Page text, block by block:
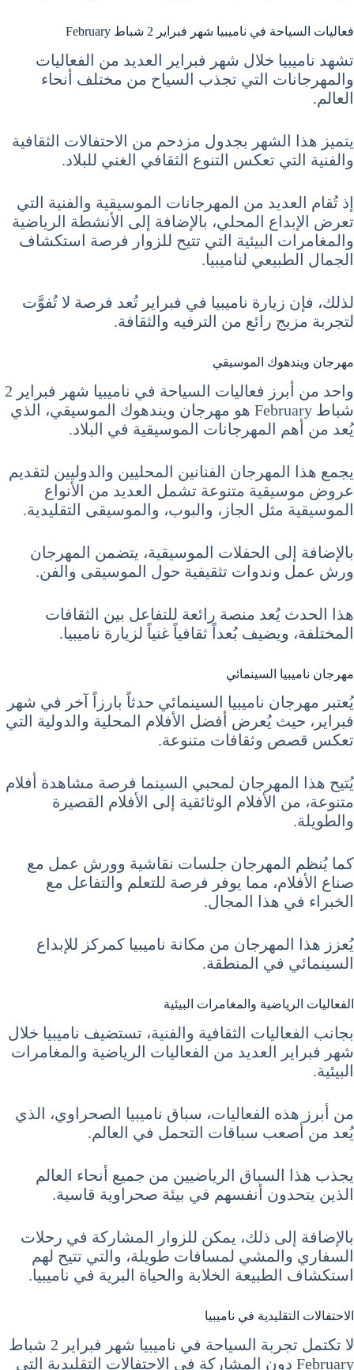
فعاليات السياحة في ناميبيا شهر فبراير 2 شباط February
تشهد ناميبيا خلال شهر فبراير العديد من الفعاليات
والمهرجانات التي تجذب السياح من مختلف أنحاء
العالم.
يتميز هذا الشهر بجدول مزدحم من الاحتفالات الثقافية
والفنية التي تعكس التنوع الثقافي الغني للبلاد.
إذ تُقام العديد من المهرجانات الموسيقية والفنية التي
تعرض الإبداع المحلي، بالإضافة إلى الأنشطة الرياضية
والمغامرات البيئية التي تتيح للزوار فرصة استكشاف
الجمال الطبيعي لناميبيا.
لذلك، فإن زيارة ناميبيا في فبراير تُعد فرصة لا تُفوَّت
لتجربة مزيج رائع من الترفيه والثقافة.
مهرجان ويندهوك الموسيقي
واحد من أبرز فعاليات السياحة في ناميبيا شهر فبراير 2
شباط February هو مهرجان ويندهوك الموسيقي، الذي
يُعد من أهم المهرجانات الموسيقية في البلاد.
يجمع هذا المهرجان الفنانين المحليين والدوليين لتقديم
عروض موسيقية متنوعة تشمل العديد من الأنواع
الموسيقية مثل الجاز، والبوب، والموسيقى التقليدية.
بالإضافة إلى الحفلات الموسيقية، يتضمن المهرجان
ورش عمل وندوات تثقيفية حول الموسيقى والفن.
هذا الحدث يُعد منصة رائعة للتفاعل بين الثقافات
المختلفة، ويضيف بُعداً ثقافياً غنياً لزيارة ناميبيا.
مهرجان ناميبيا السينمائي
يُعتبر مهرجان ناميبيا السينمائي حدثاً بارزاً آخر في شهر
فبراير، حيث يُعرض أفضل الأفلام المحلية والدولية التي
تعكس قصص وثقافات متنوعة.
يُتيح هذا المهرجان لمحبي السينما فرصة مشاهدة أفلام
متنوعة، من الأفلام الوثائقية إلى الأفلام القصيرة
والطويلة.
كما يُنظم المهرجان جلسات نقاشية وورش عمل مع
صناع الأفلام، مما يوفر فرصة للتعلم والتفاعل مع
الخبراء في هذا المجال.
يُعزز هذا المهرجان من مكانة ناميبيا كمركز للإبداع
السينمائي في المنطقة.
الفعاليات الرياضية والمغامرات البيئية
بجانب الفعاليات الثقافية والفنية، تستضيف ناميبيا خلال
شهر فبراير العديد من الفعاليات الرياضية والمغامرات
البيئية.
من أبرز هذه الفعاليات، سباق ناميبيا الصحراوي، الذي
يُعد من أصعب سباقات التحمل في العالم.
يجذب هذا السباق الرياضيين من جميع أنحاء العالم
الذين يتحدون أنفسهم في بيئة صحراوية قاسية.
بالإضافة إلى ذلك، يمكن للزوار المشاركة في رحلات
السفاري والمشي لمسافات طويلة، والتي تتيح لهم
استكشاف الطبيعة الخلابة والحياة البرية في ناميبيا.
الاحتفالات التقليدية في ناميبيا
لا تكتمل تجربة السياحة في ناميبيا شهر فبراير 2 شباط
February دون المشاركة في الاحتفالات التقليدية التي